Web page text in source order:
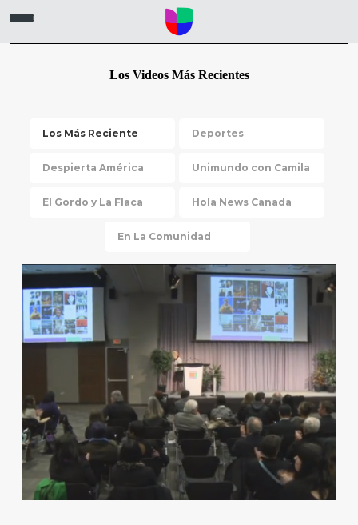
Los Videos Más Recientes
Los Más Reciente Deportes
Despierta América Unimundo con Camila
El Gordo y La Flaca Hola News Canada
En La Comunidad